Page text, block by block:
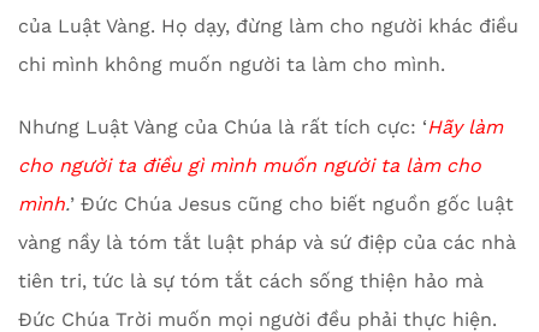
của Luật Vàng. Họ dạy, đừng làm cho người khác điều
chi mình không muốn người ta làm cho mình.
Nhưng Luật Vàng của Chúa là rất tích cực: ‘Hãy làm
cho người ta điều gì mình muốn người ta làm cho
mình.’ Đức Chúa Jesus cũng cho biết nguồn gốc luật
vàng nầy là tóm tắt luật pháp và sứ điệp của các nhà
tiên tri, tức là sự tóm tắt cách sống thiện hảo mà
Đức Chúa Trời muốn mọi người đều phải thực hiện.